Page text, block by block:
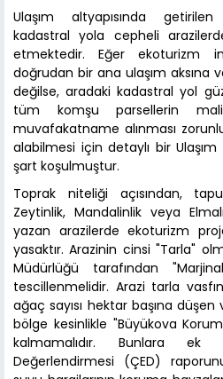
Ulaşım altyapısında
kadastral yola cepheli
etmektedir. Eğer ekoturizm
doğrudan bir ana ulaşım aksına
değilse, aradaki kadastral yol
tüm komşu parsellerin
muvafakatname alınması
alabilmesi için detaylı bir Ulaşım
şart koşulmuştur.
Toprak niteliği açısından,
Zeytinlik, Mandalinlik veya
yazan arazilerde ekoturizm
yasaktır. Arazinin cinsi "Tarla"
Müdürlüğü tarafından
tescillenmelidir. Arazi tarla
ağaç sayısı hektar başına düşen
bölge kesinlikle "Büyükova
kalmamalıdır. Bunlara
Değerlendirmesi (ÇED)